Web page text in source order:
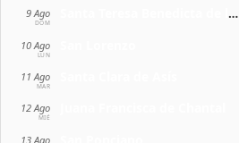
9 Ago
DOM
Santa Teresa Benedicta de la Cruz
10 Ago
LUN
11 Ago
MAR
12 Ago
MIÉ
13 Ago